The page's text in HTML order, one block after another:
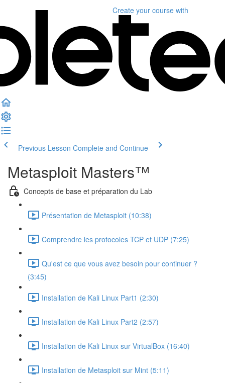
Create your course with
Previous Lesson Complete and Continue
Metasploit Masters™
Concepts de base et préparation du Lab
Présentation de Metasploit (10:38)
Comprendre les protocoles TCP et UDP (7:25)
Qu'est ce que vous avez besoin pour continuer ?
(3:45)
Installation de Kali Linux Part1 (2:30)
Installation de Kali Linux Part2 (2:57)
Installation de Kali Linux sur VirtualBox (16:40)
Installation de Metasploit sur Mint (5:11)